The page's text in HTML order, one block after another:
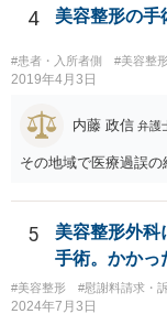
して対応を決めるこ
4 美容整形の手
#患者・入所者側 #美容整形
2019年4月3日
内藤 政信 弁護
その地域で医療過誤
5
美容整形外科
手術。かかっ
#美容整形 #慰謝料請求・
2024年7月3日